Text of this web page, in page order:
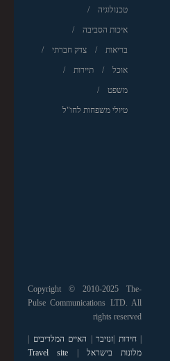
טכנולוגיה
איכות הסביבה
בריאות צדק חברתי
אוכל תיירות
משפט
טיולי משפחות לחו"ל
Copyright © 2010-2025 The-
Pulse Communications LTD. All
rights reserved
|חידות זנזיבר האיים המלדיבים
מלונות בישראל
Travel site